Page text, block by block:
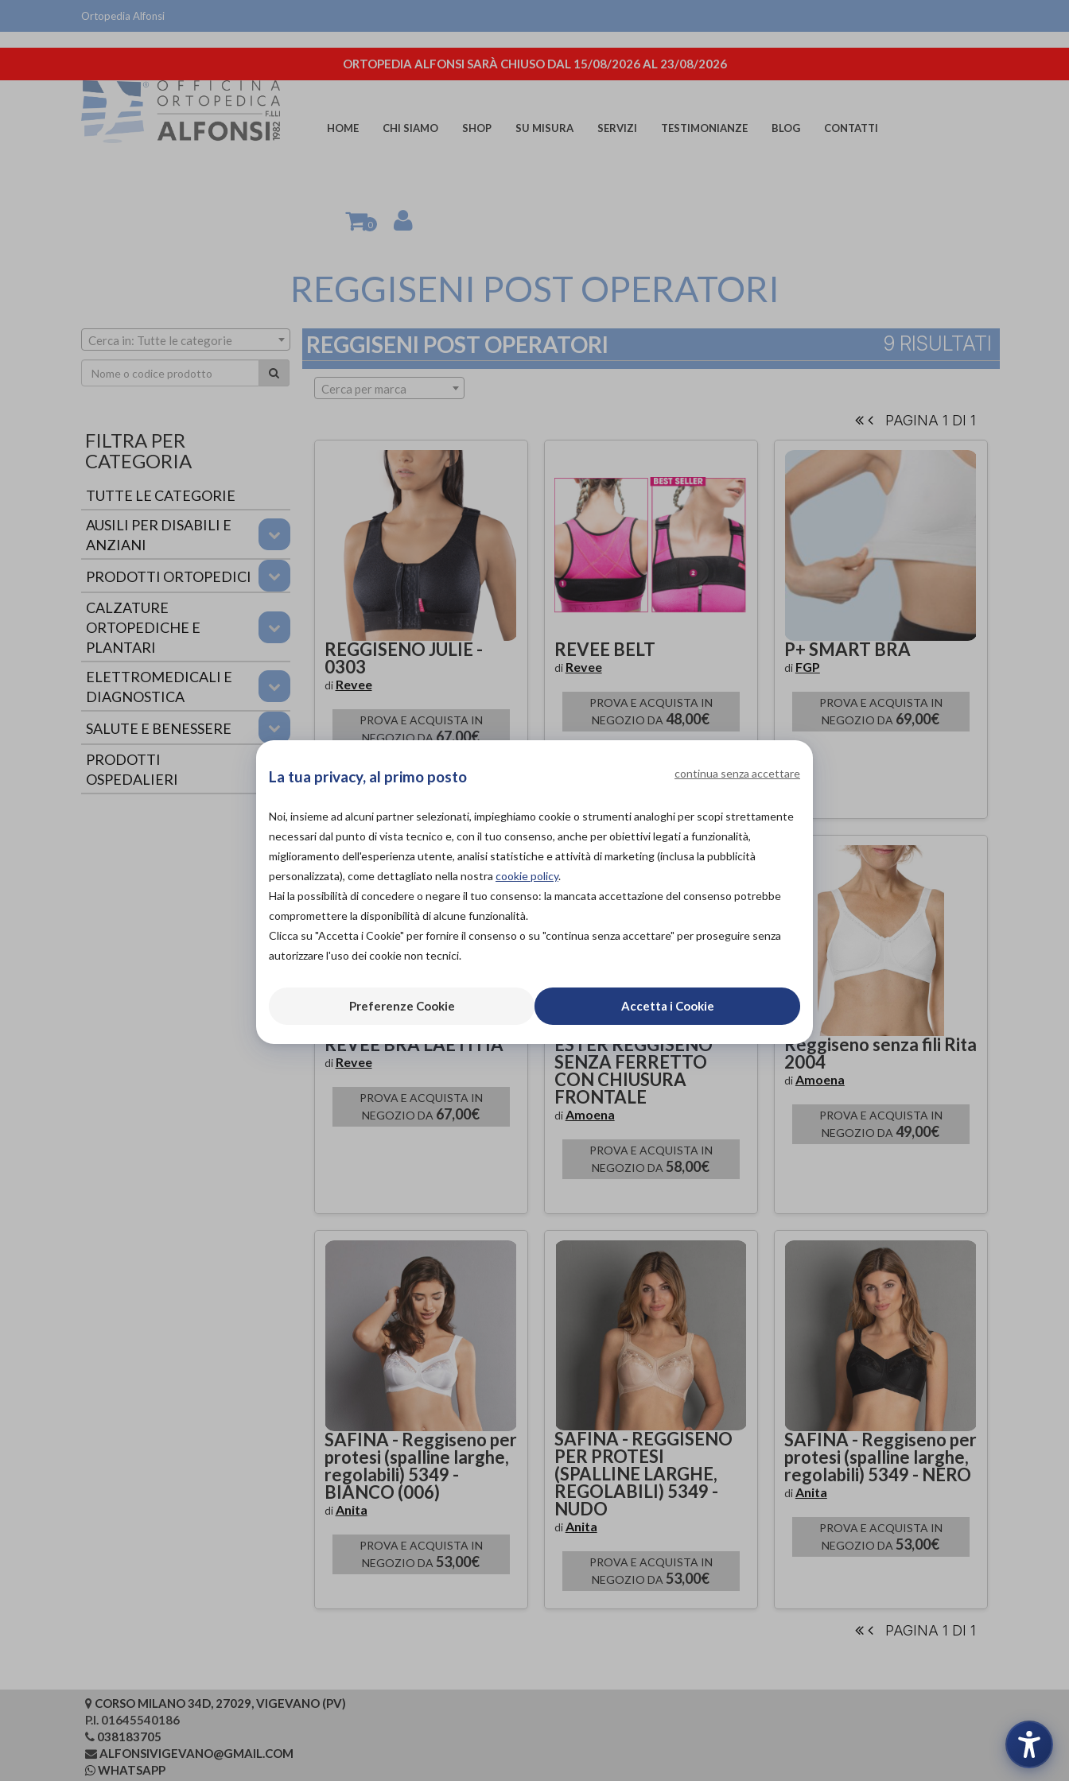
Ortopedia Alfonsi
ORTOPEDIA ALFONSI SARÀ CHIUSO DAL 15/08/2026 AL 23/08/2026
HOME CHI SIAMO SHOP SU MISURA SERVIZI TESTIMONIANZE BLOG CONTATTI
0
REGGISENI POST OPERATORI
Cerca in: Tutte le categorie
FILTRA PER
CATEGORIA
TUTTE LE CATEGORIE
AUSILI PER DISABILI E
ANZIANI
PRODOTTI ORTOPEDICI
CALZATURE
ORTOPEDICHE E
PLANTARI
ELETTROMEDICALI E
DIAGNOSTICA
SALUTE E BENESSERE
PRODOTTI
OSPEDALIERI
REGGISENI POST OPERATORI 9 RISULTATI
Cerca per marca
PAGINA 1 DI 1
REGGISENO JULIE -
0303
di Revee
PROVA E ACQUISTA IN
NEGOZIO DA67,00€
REVEE BELT
di Revee
PROVA E ACQUISTA IN
NEGOZIO DA48,00€
P+ SMART BRA
di FGP
PROVA E ACQUISTA IN
NEGOZIO DA 69,00€
REVÉE BRA LAETITIA
di Revee
PROVA E ACQUISTA IN
NEGOZIO DA 67,00€
ESTER REGGISENO
SENZA FERRETTO
CON CHIUSURA
FRONTALE
diAmoena
PROVA E ACQUISTA IN
NEGOZIO DA 58,00€
Reggiseno senza fili Rita
2004
diAmoena
PROVA E ACQUISTA IN
NEGOZIO DA49,00€
SAFINA - Reggiseno per
protesi (spalline larghe,
regolabili) 5349 -
BIANCO (006)
diAnita
PROVA E ACQUISTA IN
NEGOZIO DA 53,00€
SAFINA - REGGISENO
PER PROTESI
(SPALLINE LARGHE,
REGOLABILI) 5349 -
NUDO
diAnita
PROVA E ACQUISTA IN
NEGOZIO DA 53,00€
SAFINA - Reggiseno per
protesi (spalline larghe,
regolabili) 5349 - NERO
diAnita
PROVA E ACQUISTA IN
NEGOZIO DA 53,00€
PAGINA 1 DI 1
CORSO MILANO 34D, 27029, VIGEVANO (PV)
P.I. 01645540186
038183705
ALFONSIVIGEVANO@GMAIL.COM
WHATSAPP
La tua privacy, al primo posto continua senza accettare
Noi, insieme ad alcuni partner selezionati, impieghiamo cookie o strumenti analoghi per scopi strettamente
necessari dal punto di vista tecnico e, con il tuo consenso, anche per obiettivi legati a funzionalità,
miglioramento dell'esperienza utente, analisi statistiche e attività di marketing (inclusa la pubblicità
personalizzata), come dettagliato nella nostra cookie policy.
Hai la possibilità di concedere o negare il tuo consenso: la mancata accettazione del consenso potrebbe
compromettere la disponibilità di alcune funzionalità.
Clicca su "Accetta i Cookie" per fornire il consenso o su "continua senza accettare" per proseguire senza
autorizzare l'uso dei cookie non tecnici.
Preferenze Cookie Accetta i Cookie